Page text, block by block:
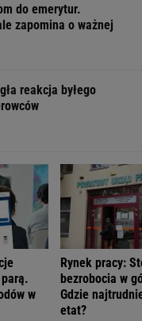
do emerytur.
zapomina o ważnej
reakcja byłego
parą.
w
Rynek pracy:
bezrobocia w
Gdzie
etat?